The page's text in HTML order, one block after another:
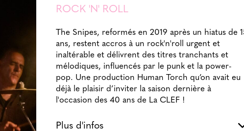
ROCK 'N' ROLL
The Snipes, reformés en 2019 après un hiatus de
ans, restent accros à un rock'n'roll urgent et
inaltérable et délivrent des titres tranchants et
mélodiques, influencés par le punk et la power-
pop. Une production Human Torch qu’on avait eu
déjà le plaisir d’inviter la saison dernière à
l'occasion des 40 ans de La CLEF !
Plus d'infos